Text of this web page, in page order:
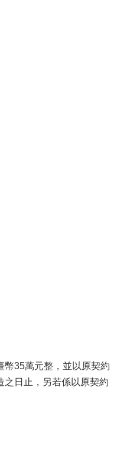
幣35萬元整，並以原契約
之日止，另若係以原契約